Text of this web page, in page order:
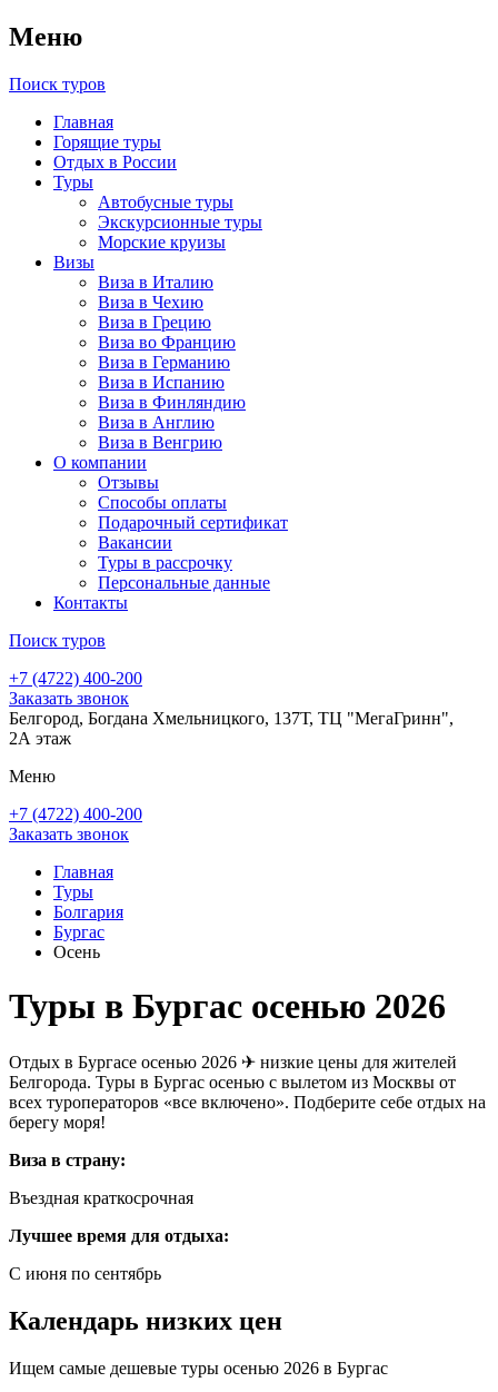
Меню
Поиск туров
Главная
Горящие туры
Отдых в России
Туры
Автобусные туры
Экскурсионные туры
Морские круизы
Визы
Виза в Италию
Виза в Чехию
Виза в Грецию
Виза во Францию
Виза в Германию
Виза в Испанию
Виза в Финляндию
Виза в Англию
Виза в Венгрию
О компании
Отзывы
Способы оплаты
Подарочный сертификат
Вакансии
Туры в рассрочку
Персональные данные
Контакты
Поиск туров
+7 (4722) 400-200
Заказать звонок
Белгород, Богдана Хмельницкого, 137Т, ТЦ "МегаГринн",
2А этаж
Меню
+7 (4722) 400-200
Заказать звонок
Главная
Туры
Болгария
Бургас
Осень
Туры в Бургас осенью 2026
Отдых в Бургасе осенью 2026 ✈ низкие цены для жителей
Белгорода. Туры в Бургас осенью с вылетом из Москвы от
всех туроператоров «все включено». Подберите себе отдых на
берегу моря!
Виза в страну:
Въездная краткосрочная
Лучшее время для отдыха:
С июня по сентябрь
Календарь низких цен
Ищем самые дешевые туры осенью 2026 в Бургас